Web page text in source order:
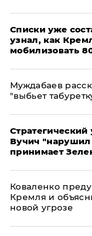
Списки уже
узнал, как
мобилизовать
Муждабаев
"выбьет
Вучич "нарушил
принимает
Коваленко
Кремля и
новой угрозе